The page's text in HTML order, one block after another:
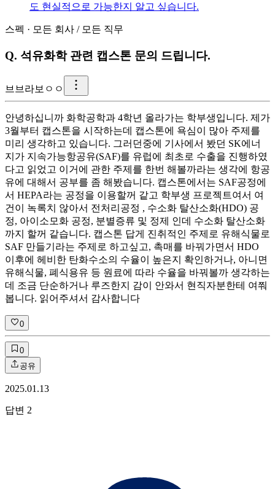
도 현실적으로 가능한지 알고 싶습니다.
스펙 · 모든 회사 / 모든 직무
Q. 석유화학 관련 캡스톤 문의 드립니다.
브 브라보ㅇㅇ
안녕하십니까 화학공학과 4학년 올라가는 학부생입니다. 제가
3월부터 캡스톤을 시작하는데 캡스톤에 욕심이 많아 주제를
미리 생각하고 있습니다. 그러던중에 기사에서 봤던 SK에너
지가 지속가능항공유(SAF)를 유럽에 최초로 수출을 진행하였
다고 읽었고 이거에 관한 주제를 한번 해볼까라는 생각에 항공
유에 대해서 공부를 좀 해봤습니다. 캡스톤에서는 SAF공정에
서 HEPA라는 공정을 이용할꺼 같고 학부생 프로젝트여서 여
건이 녹록치 않아서 전처리공정 , 수소화 탈산소화(HDO) 공
정, 아이소모화 공정, 분별증류 및 정제 인데 수소화 탈산소화
까지 할꺼 같습니다. 캡스톤 답게 진취적인 주제로 유해식물로
SAF 만들기라는 주제로 하고싶고, 촉매를 바꿔가면서 HDO
이후에 헤비한 탄화수소의 수율이 높은지 확인하거나, 아니면
유해식물, 폐식용유 등 원료에 따라 수율을 바꿔볼까 생각하는
데 조금 단순하거나 루즈한지 감이 안와서 현직자분한테 여쭤
봅니다. 읽어주셔서 감사합니다
0
0
공유
2025.01.13
답변 2